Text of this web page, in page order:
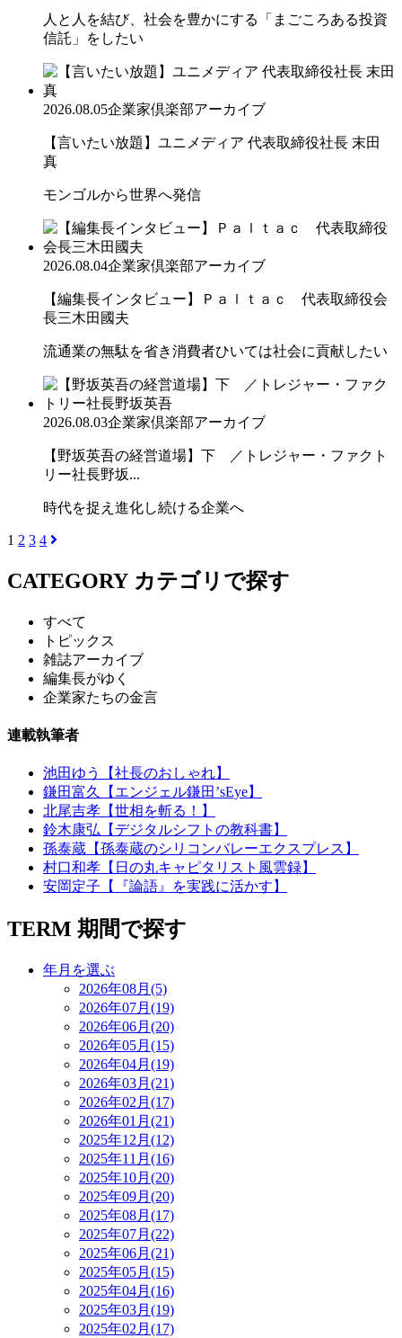
人と人を結び、社会を豊かにする「まごころある投資
信託」をしたい
2026.08.05企業家倶楽部アーカイブ
【言いたい放題】ユニメディア 代表取締役社長 末田
真
モンゴルから世界へ発信
2026.08.04企業家倶楽部アーカイブ
【編集長インタビュー】Ｐａｌｔａｃ 代表取締役会
長三木田國夫
流通業の無駄を省き消費者ひいては社会に貢献したい
2026.08.03企業家倶楽部アーカイブ
【野坂英吾の経営道場】下 ／トレジャー・ファクト
リー社長野坂...
時代を捉え進化し続ける企業へ
1 2 3 4
CATEGORY カテゴリで探す
すべて
トピックス
雑誌アーカイブ
編集長がゆく
企業家たちの金言
連載執筆者
池田ゆう【社長のおしゃれ】
鎌田富久【エンジェル鎌田’sEye】
北尾吉孝【世相を斬る！】
鈴木康弘【デジタルシフトの教科書】
孫泰蔵【孫泰蔵のシリコンバレーエクスプレス】
村口和孝【日の丸キャピタリスト風雲録】
安岡定子【『論語』を実践に活かす】
TERM 期間で探す
年月を選ぶ
2026年08月(5)
2026年07月(19)
2026年06月(20)
2026年05月(15)
2026年04月(19)
2026年03月(21)
2026年02月(17)
2026年01月(21)
2025年12月(12)
2025年11月(16)
2025年10月(20)
2025年09月(20)
2025年08月(17)
2025年07月(22)
2025年06月(21)
2025年05月(15)
2025年04月(16)
2025年03月(19)
2025年02月(17)